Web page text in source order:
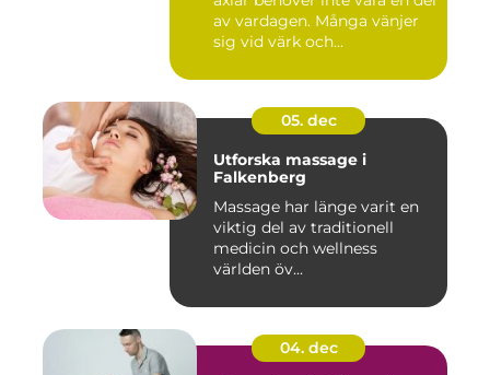
av vardagen. Många vänjer
sig vid värk och...
05. dec
Utforska massage i
Falkenberg
Massage har länge varit en
viktig del av traditionell
medicin och wellness
världen öv...
04. dec